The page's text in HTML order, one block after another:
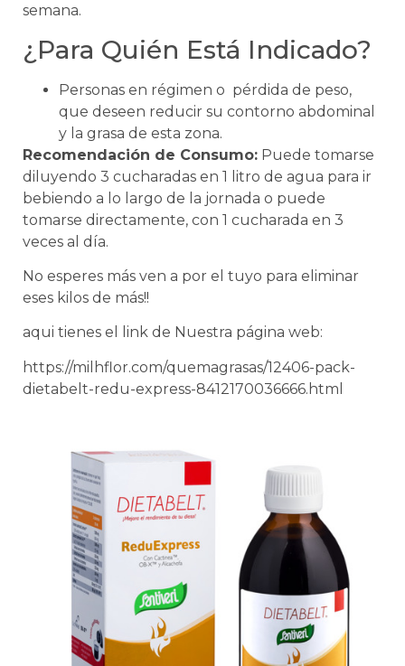
semana.
¿Para Quién Está Indicado?
Personas en régimen o pérdida de peso,
que deseen reducir su contorno abdominal
y la grasa de esta zona.
Recomendación de Consumo: Puede tomarse
diluyendo 3 cucharadas en 1 litro de agua para ir
bebiendo a lo largo de la jornada o puede
tomarse directamente, con 1 cucharada en 3
veces al día.
No esperes más ven a por el tuyo para eliminar
eses kilos de más!!
aqui tienes el link de Nuestra página web:
https://milhflor.com/quemagrasas/12406-pack-
dietabelt-redu-express-8412170036666.html